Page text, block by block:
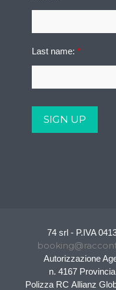
Last name:*
74 srl - P.IVA
Autorizzazione
n. 4167
Polizza RC Allianz